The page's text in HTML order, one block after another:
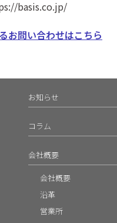
basis.co.jp/
お問い合わせはこちら
お知らせ
コラム
会社概要
会社概要
沿革
営業所